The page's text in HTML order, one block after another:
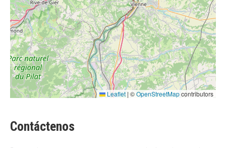
Leaflet | ©OpenStreetMapcontributors
Contáctenos